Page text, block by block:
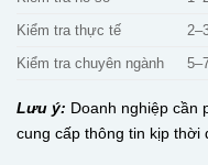
Kiểm tra thực tế
Kiểm tra chuyên ngành
Lưu ý: Doanh nghiệp cần
cung cấp thông tin kịp thời